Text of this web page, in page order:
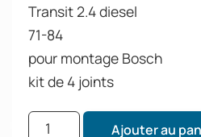
transit 2.4 diesel
71-84
pour montage Bosch
kit de 4 joints
Ajouter au